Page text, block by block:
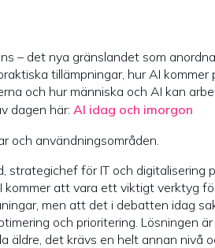
– det nya gränslandet som
tillämpningar, hur AI kommer
och hur människa och AI kan
dagen här: AI idag och imorgon
och användningsområden.
strategichef för IT och digitalisering
kommer att vara ett viktigt verktyg
men att det i debatten idag
och prioritering. Lösningen
äldre, det krävs en helt annan nivå